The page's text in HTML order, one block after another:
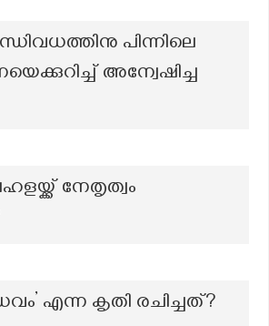
പിന്നിലെ
അന്വേഷിച്ച
നേതൃത്വം
എന്ന കൃതി രചിച്ചത്?